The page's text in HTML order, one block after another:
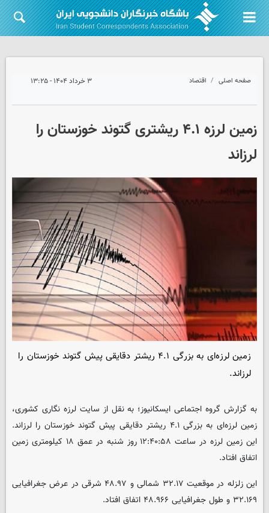
صفحه اصلی اقتصاد ۳ خرداد ۱۴۰۴ - ۱۳:۲۵
زمین لرزه ۴.۱ ریشتری گتوند خوزستان را
لرزاند
زمین لرزه‌ای به بزرگی ۴.۱ ریشتر دقایقی پیش گتوند خوزستان را
لرزاند.
به گزارش گروه اجتماعی ایسکانیوز؛ به نقل از سایت لرزه نگاری کشوری،
زمین لرزه‌ای به بزرگی ۴.۱ ریشتر دقایقی پیش گتوند خوزستان را لرزاند.
این زمین لرزه در ساعت ۱۲:۴۰:۵۸ روز شنبه در عمق ۱۸ کیلومتری زمین
اتفاق افتاد.
این زلزله در موقعیت ۳۲.۱۷ شمالی و ۴۸.۹۷ شرقی در عرض جغرافیایی
۳۲.۱۶۹ و طول جغرافیایی ۴۸.۹۶۶ اتفاق افتاد.